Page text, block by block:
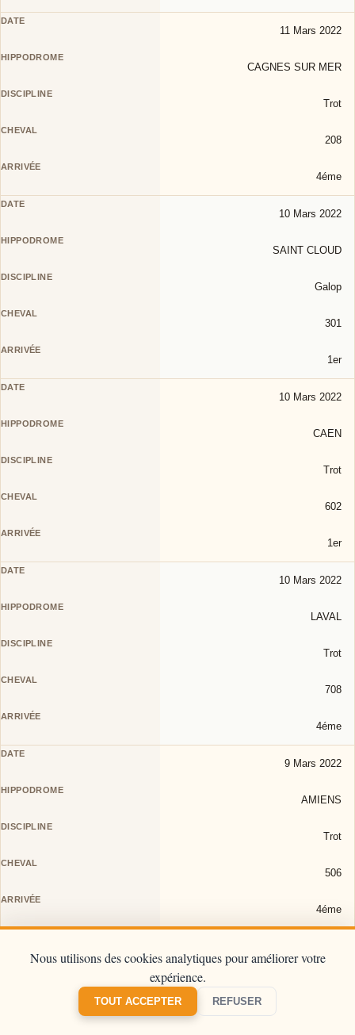
11 Mars 2022
CAGNES SUR MER
Trot
208
4éme
10 Mars 2022
SAINT CLOUD
Galop
301
1er
10 Mars 2022
CAEN
Trot
602
1er
10 Mars 2022
LAVAL
Trot
708
4éme
9 Mars 2022
AMIENS
Trot
506
4éme
Nous utilisons des cookies analytiques pour améliorer votre
expérience.
TOUT ACCEPTER REFUSER